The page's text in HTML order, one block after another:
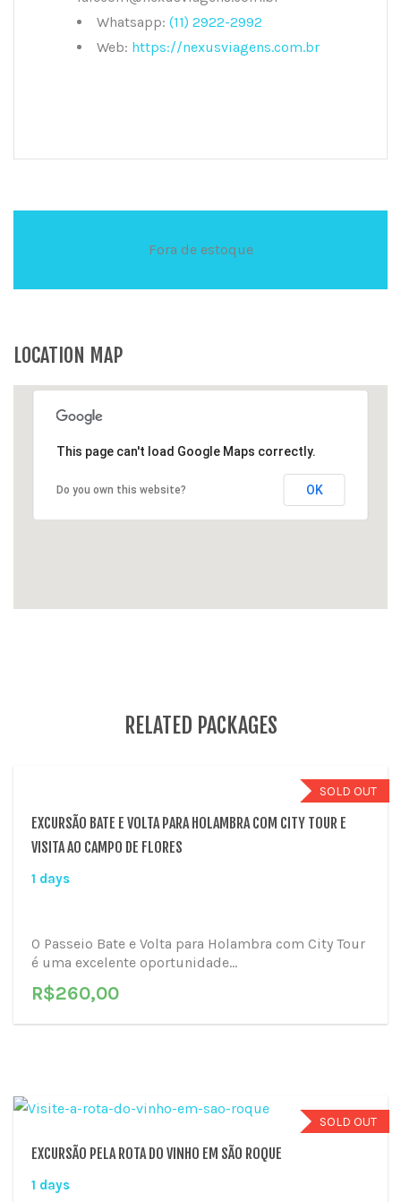
Whatsapp: (11) 2922-2992
Web: https://nexusviagens.com.br
Fora de estoque
LOCATION MAP
This page can't load Google Maps correctly.
Do you own this website? OK
RELATED PACKAGES
SOLD OUT
EXCURSÃO BATE E VOLTA PARA HOLAMBRA COM CITY TOUR E
VISITA AO CAMPO DE FLORES
1 days
O Passeio Bate e Volta para Holambra com City Tour
é uma excelente oportunidade...
R$260,00
SOLD OUT
EXCURSÃO PELA ROTA DO VINHO EM SÃO ROQUE
1 days